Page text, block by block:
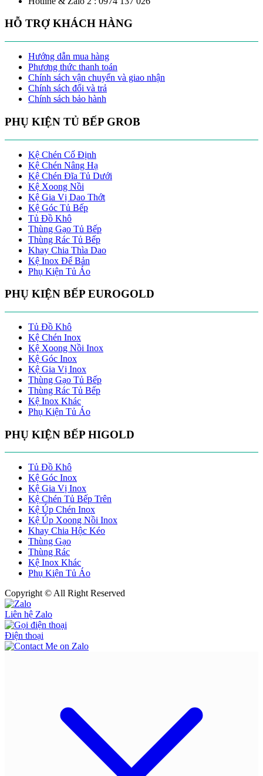
HỖ TRỢ KHÁCH HÀNG
Hướng dẫn mua hàng
Phương thức thanh toán
Chính sách vận chuyển và giao nhận
Chính sách đổi và trả
Chính sách bảo hành
PHỤ KIỆN TỦ BẾP GROB
Kệ Chén Cố Định
Kệ Chén Nâng Hạ
Kệ Chén Đĩa Tủ Dưới
Kệ Xoong Nồi
Kệ Gia Vị Dao Thớt
Kệ Góc Tủ Bếp
Tủ Đồ Khô
Thùng Gạo Tủ Bếp
Thùng Rác Tủ Bếp
Khay Chia Thìa Dao
Kệ Inox Để Bản
Phụ Kiện Tủ Áo
PHỤ KIỆN BẾP EUROGOLD
Tủ Đồ Khô
Kệ Chén Inox
Kệ Xoong Nồi Inox
Kệ Góc Inox
Kệ Gia Vị Inox
Thùng Gạo Tủ Bếp
Thùng Rác Tủ Bếp
Kệ Inox Khác
Phụ Kiện Tủ Áo
PHỤ KIỆN BẾP HIGOLD
Tủ Đồ Khô
Kệ Góc Inox
Kệ Gia Vị Inox
Kệ Chén Tủ Bếp Trên
Kệ Úp Chén Inox
Kệ Úp Xoong Nồi Inox
Khay Chia Hộc Kéo
Thùng Gạo
Thùng Rác
Kệ Inox Khác
Phụ Kiện Tủ Áo
Copyright © All Right Reserved
Liên hệ Zalo
Điện thoại